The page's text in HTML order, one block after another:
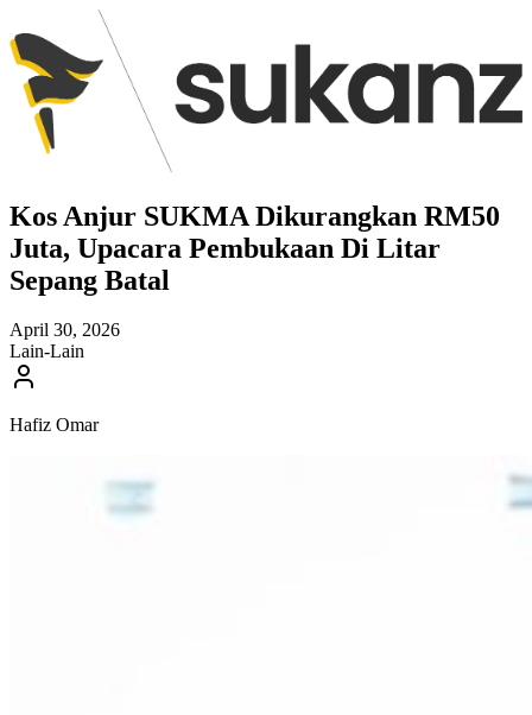
Kos Anjur SUKMA Dikurangkan RM50
Juta, Upacara Pembukaan Di Litar
Sepang Batal
April 30, 2026
Lain-Lain
Hafiz Omar